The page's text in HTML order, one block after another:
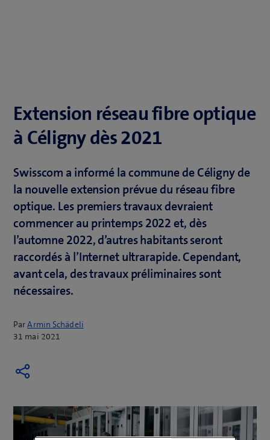
Extension réseau fibre optique
à Céligny dès 2021
Swisscom a informé la commune de Céligny de
la nouvelle extension prévue du réseau fibre
optique. Les premiers travaux devraient
commencer au printemps 2022 et, dès
l’automne 2022, d’autres habitants seront
raccordés à l’Internet ultrarapide. Cependant,
avant cela, des travaux préliminaires sont
nécessaires.
ParArmin Schädeli
31 mai 2021